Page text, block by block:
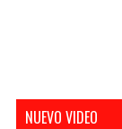
NUEVO VIDEO